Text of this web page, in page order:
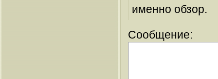
именно обзор.
Сообщение: